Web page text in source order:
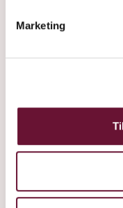
Marketing
with dark chocolate